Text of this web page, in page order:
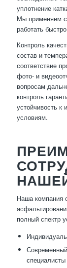
уплотнение
Мы применяем
работать
Контроль
состав и
соответствие
фото- и
вопросам
контроль
устойчивость к
условиям.
Наша компания
полный спектр
специалисты